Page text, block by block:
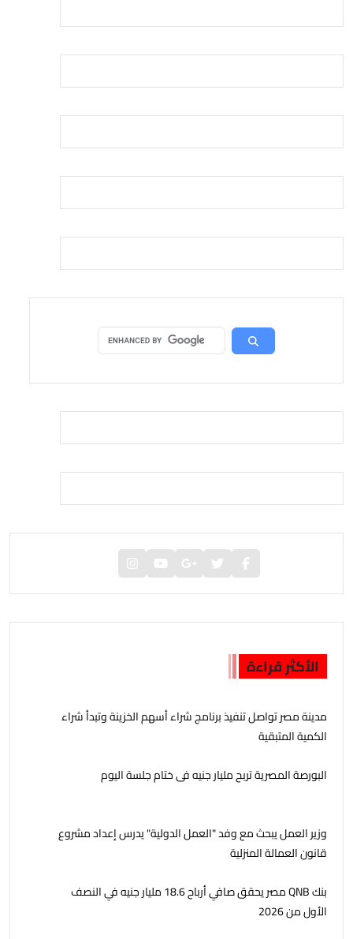
الأكثر قراءة
مدينة مصر تواصل تنفيذ برنامج شراء أسهم الخزينة وتبدأ شراء
الكمية المتبقية
البورصة المصرية تربح مليار جنيه فى ختام جلسة اليوم
وزير العمل يبحث مع وفد "العمل الدولية" يدرس إعداد مشروع
قانون العمالة المنزلية
بنك QNB مصر يحقق صافي أرباح 18.6 مليار جنيه في النصف
الأول من 2026